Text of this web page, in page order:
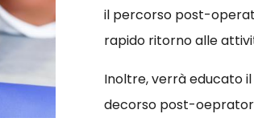
il percorso post-
rapido ritorno alle
Inoltre, verrà educato
decorso post-